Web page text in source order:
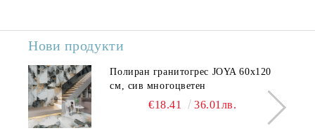
Нови продукти
Полиран гранитогрес JOYA 60x120
см, сив многоцветен
€18.41 36.01лв.